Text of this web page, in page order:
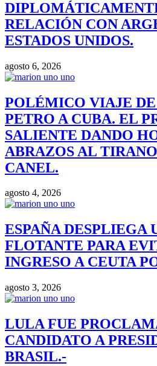
RELACIÓN CON
ESTADOS UNIDOS.
agosto 6, 2026
POLÉMICO VIAJE DE
PETRO A CUBA. EL
SALIENTE DANDO
ABRAZOS AL
CANEL.
agosto 4, 2026
ESPAÑA DESPLIEGA
FLOTANTE PARA
INGRESO A CEUTA
agosto 3, 2026
LULA FUE
CANDIDATO A
BRASIL.-